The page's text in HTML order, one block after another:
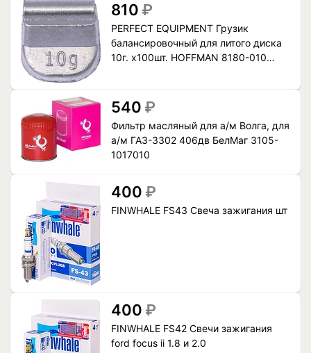
810 ₽
PERFECT EQUIPMENT Грузик
балансировочный для литого диска
10г. x100шт. HOFFMAN 8180-010
540 ₽
Фильтр масляный для а/м Волга, для
а/м ГАЗ-3302 406дв БелМаг 3105-
1017010
400 ₽
FINWHALE FS43 Свеча зажигания шт
400 ₽
FINWHALE FS42 Свечи зажигания
ford focus ii 1.8 и 2.0